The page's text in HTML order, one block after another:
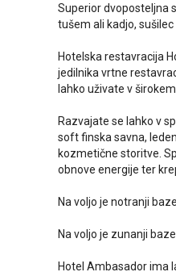
Superior dvoposteljna
tušem ali kadjo,
Hotelska restavracija
jedilnika vrtne
lahko uživate v
Razvajate se lahko v
soft finska savna,
kozmetične storitve.
obnove energije ter
Na voljo je notranji
Na voljo je zunanji
Hotel Ambasador ima